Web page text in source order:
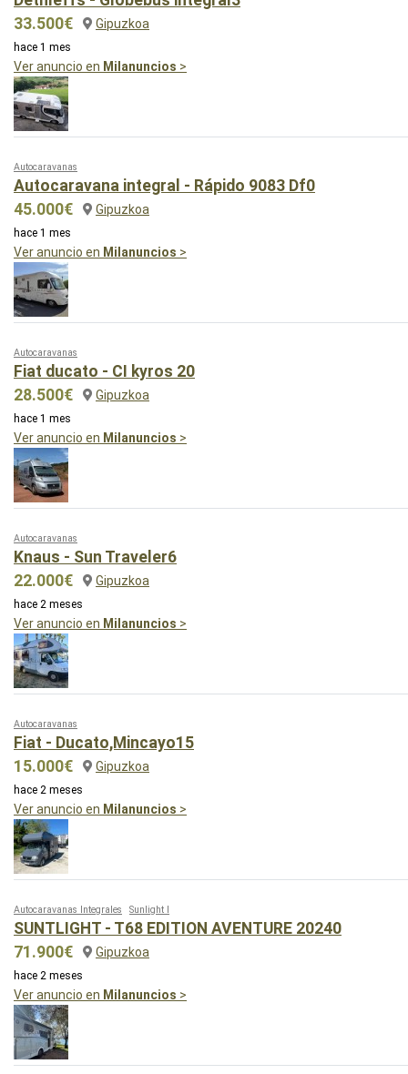
33.500€
Gipuzkoa
hace 1 mes
Ver anuncio en Milanuncios >
Autocaravanas
Autocaravana integral - Rápido 9083 Df0
45.000€
Gipuzkoa
hace 1 mes
Ver anuncio en Milanuncios >
Autocaravanas
Fiat ducato - CI kyros 20
28.500€
Gipuzkoa
hace 1 mes
Ver anuncio en Milanuncios >
Autocaravanas
Knaus - Sun Traveler6
22.000€
Gipuzkoa
hace 2 meses
Ver anuncio en Milanuncios >
Autocaravanas
Fiat - Ducato,Mincayo15
15.000€
Gipuzkoa
hace 2 meses
Ver anuncio en Milanuncios >
Autocaravanas Integrales Sunlight I
SUNTLIGHT - T68 EDITION AVENTURE 20240
71.900€
Gipuzkoa
hace 2 meses
Ver anuncio en Milanuncios >